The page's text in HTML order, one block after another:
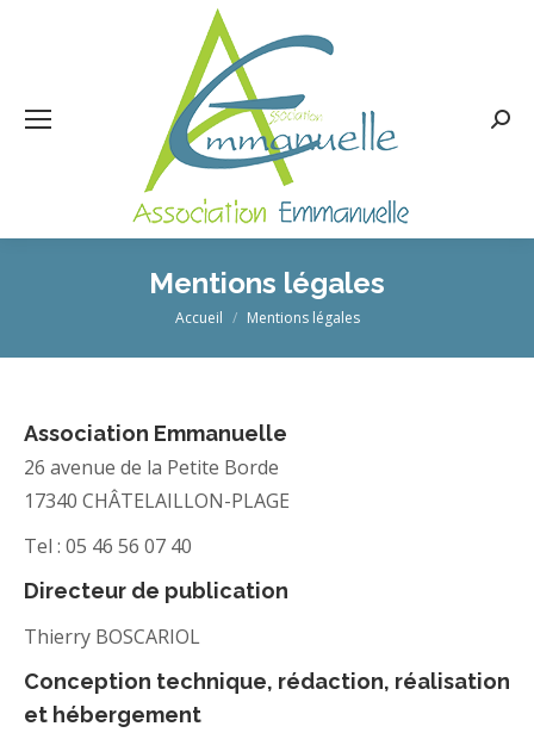
Mentions légales
Vous êtes ici :
Accueil Mentions légales
Association Emmanuelle
26 avenue de la Petite Borde
17340 CHÂTELAILLON-PLAGE
Tel : 05 46 56 07 40
Directeur de publication
Thierry BOSCARIOL
Conception technique, rédaction, réalisation
et hébergement